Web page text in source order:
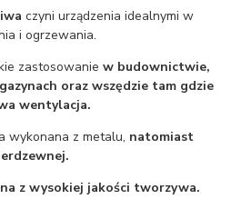
czyni urządzenia idealnymi w
i ogrzewania.
zastosowaniew budownictwie,
oraz wszędzie tam gdzie
wentylacja.
wykonana z metalu, natomiast
z wysokiej jakości tworzywa.